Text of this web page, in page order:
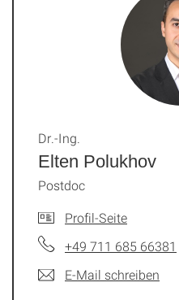
Elten Polukhov
Dr.-Ing.
Postdoc
Profil-Seite
+49 711 685 66381
E-Mail schreiben